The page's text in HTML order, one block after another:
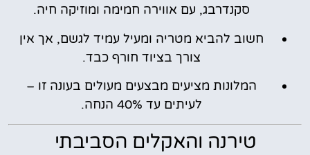
סקנדרבג, עם אווירה חמימה ומוזיקה חיה.
חשוב להביא מטריה ומעיל עמיד לגשם, אך אין
צורך בציוד חורף כבד.
המלונות מציעים מבצעים מעולים בעונה זו –
לעיתים עד 40% הנחה.
טירנה והאקלים הסביבתי